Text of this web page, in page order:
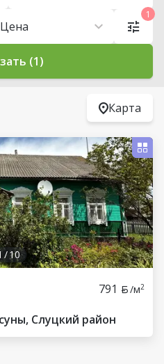
Цена
1
(1)
Карта
/10
791 /м2
Слуцкий район